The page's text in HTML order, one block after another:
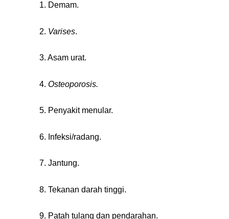
1. Demam.
2. Varises.
3. Asam urat.
4. Osteoporosis.
5. Penyakit menular.
6. Infeksi/radang.
7. Jantung.
8. Tekanan darah tinggi.
9. Patah tulang dan pendarahan.